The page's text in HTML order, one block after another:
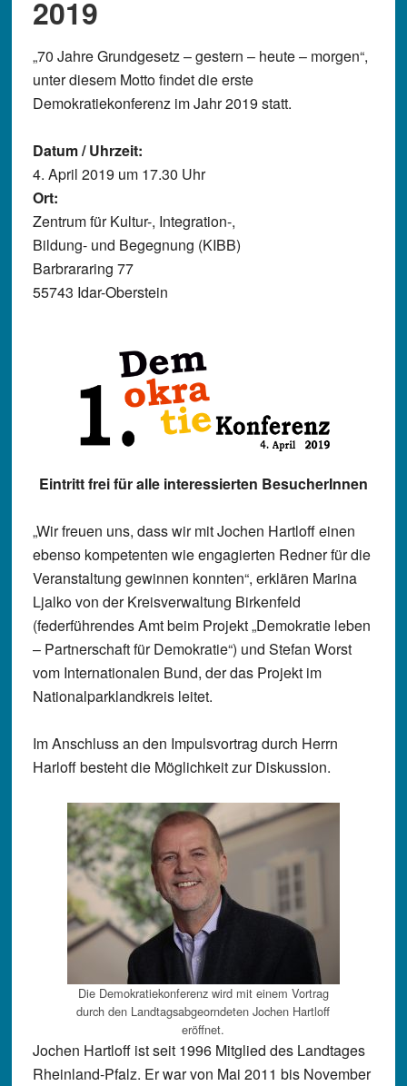
2019
„70 Jahre Grundgesetz – gestern – heute – morgen“,
unter diesem Motto findet die erste
Demokratiekonferenz im Jahr 2019 statt.
Datum / Uhrzeit:
4. April 2019 um 17.30 Uhr
Ort:
Zentrum für Kultur-, Integration-,
Bildung- und Begegnung (KIBB)
Barbrararing 77
55743 Idar-Oberstein
Eintritt frei für alle interessierten BesucherInnen
„Wir freuen uns, dass wir mit Jochen Hartloff einen
ebenso kompetenten wie engagierten Redner für die
Veranstaltung gewinnen konnten“, erklären Marina
Ljalko von der Kreisverwaltung Birkenfeld
(federführendes Amt beim Projekt „Demokratie leben
– Partnerschaft für Demokratie“) und Stefan Worst
vom Internationalen Bund, der das Projekt im
Nationalparklandkreis leitet.
Im Anschluss an den Impulsvortrag durch Herrn
Harloff besteht die Möglichkeit zur Diskussion.
Die Demokratiekonferenz wird mit einem Vortrag
durch den Landtagsabgeorndeten Jochen Hartloff
eröffnet.
Jochen Hartloff ist seit 1996 Mitglied des Landtages
Rheinland-Pfalz. Er war von Mai 2011 bis November